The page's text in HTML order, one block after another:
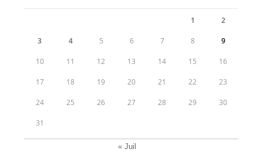
1 2
3 4 5 6 7 8 9
10 11 12 13 14 15 16
17 18 19 20 21 22 23
24 25 26 27 28 29 30
31
« Juil